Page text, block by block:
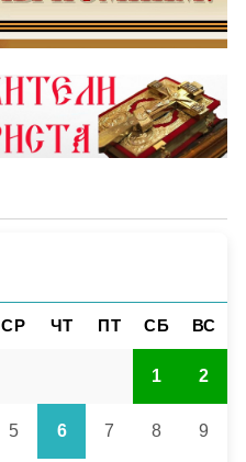
СР ЧТ ПТ СБ ВС
1 2
5 6 7 8 9